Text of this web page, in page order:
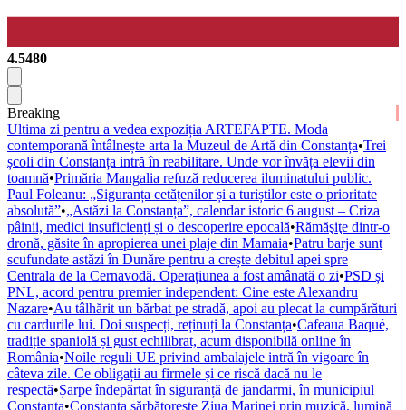
4.5480
Breaking
Ultima zi pentru a vedea expoziția ARTEFAPTE. Moda
contemporană întâlnește arta la Muzeul de Artă din Constanța•Trei
școli din Constanța intră în reabilitare. Unde vor învăța elevii din
toamnă•Primăria Mangalia refuză reducerea iluminatului public.
Paul Foleanu: „Siguranța cetățenilor și a turiștilor este o prioritate
absolută”•„Astăzi la Constanța”, calendar istoric 6 august – Criza
pâinii, medici insuficienți și o descoperire epocală•Rămăşiţe dintr-o
dronă, găsite în apropierea unei plaje din Mamaia•Patru barje sunt
scufundate astăzi în Dunăre pentru a crește debitul apei spre
Centrala de la Cernavodă. Operațiunea a fost amânată o zi•PSD și
PNL, acord pentru premier independent: Cine este Alexandru
Nazare•Au tâlhărit un bărbat pe stradă, apoi au plecat la cumpărături
cu cardurile lui. Doi suspecți, reținuți la Constanța•Cafeaua Baqué,
tradiție spaniolă și gust echilibrat, acum disponibilă online în
România•Noile reguli UE privind ambalajele intră în vigoare în
câteva zile. Ce obligații au firmele și ce riscă dacă nu le
respectă•Șarpe îndepărtat în siguranță de jandarmi, în municipiul
Constanța•Constanța sărbătorește Ziua Marinei prin muzică, lumină